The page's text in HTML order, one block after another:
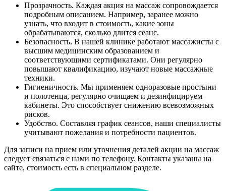
Прозрачность. Каждая акция на массаж сопровождается
подробным описанием. Например, заранее можно
узнать, что входит в стоимость, какие зоны
обрабатываются, сколько длится сеанс.
Безопасность. В нашей клинике работают массажисты с
высшим медицинским образованием и
соответствующими сертификатами. Они регулярно
повышают квалификацию, изучают новые массажные
техники.
Гигиеничность. Мы применяем одноразовые простыни
и полотенца, регулярно очищаем и дезинфицируем
кабинеты. Это способствует снижению всевозможных
рисков.
Удобство. Составляя график сеансов, наши специалисты
учитывают пожелания и потребности пациентов.
Для записи на прием или уточнения деталей акции на массаж
следует связаться с нами по телефону. Контакты указаны на
сайте, стоимость есть в специальном разделе.